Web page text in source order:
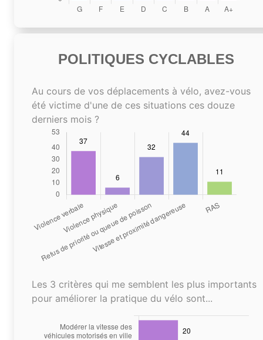
POLITIQUES CYCLABLES
Au cours de vos déplacements à vélo, avez-vous
été victime d'une de ces situations ces douze
derniers mois ?
Les 3 critères qui me semblent les plus importants
pour améliorer la pratique du vélo sont...